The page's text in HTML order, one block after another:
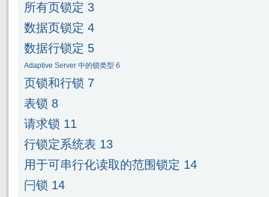
所有页锁定 3
数据页锁定 4
数据行锁定 5
Adaptive Server 中的锁类型 6
页锁和行锁 7
表锁 8
请求锁 11
行锁定系统表 13
用于可串行化读取的范围锁定 14
闩锁 14